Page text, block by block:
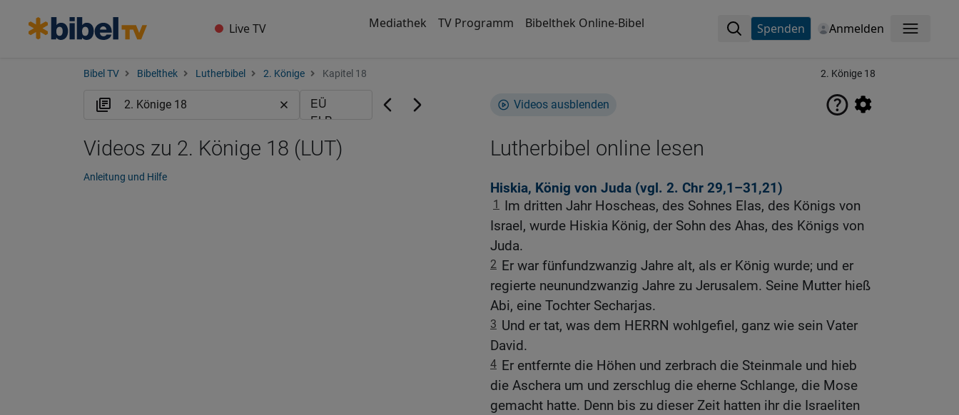
Live TV Mediathek TV Programm Bibelthek Online-Bibel Spenden Anmelden Menü
Bibel TV Bibelthek Lutherbibel 2. Könige Kapitel 18 2. Könige 18
Videos ausblenden
Lutherbibel online lesen
Hiskia, König von Juda (vgl. 2. Chr 29,1–31,21)
1
Im dritten Jahr Hoscheas, des Sohnes Elas, des Königs von
Israel, wurde Hiskia König, der Sohn des Ahas, des Königs von
Juda.
2 Er war fünfundzwanzig Jahre alt, als er König wurde; und er
regierte neunundzwanzig Jahre zu Jerusalem. Seine Mutter hieß
Abi, eine Tochter Secharjas.
3 Und er tat, was dem HERRN wohlgefiel, ganz wie sein Vater
David.
4 Er entfernte die Höhen und zerbrach die Steinmale und hieb
die Aschera um und zerschlug die eherne Schlange, die Mose
gemacht hatte. Denn bis zu dieser Zeit hatten ihr die Israeliten
Videos zu 2. Könige 18 (LUT)
Anleitung und Hilfe